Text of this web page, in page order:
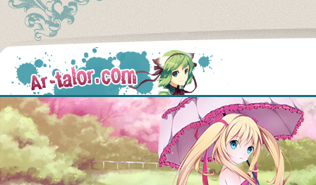
Главная
Аниме